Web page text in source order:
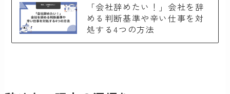
「会社辞めたい！」会社を辞
める判断基準や辛い仕事を対
処する4つの方法